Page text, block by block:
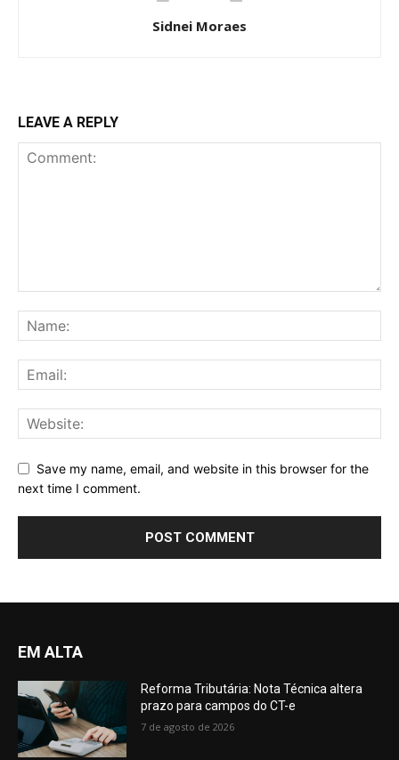
Sidnei Moraes
LEAVE A REPLY
Save my name, email, and website in this browser for the
next time I comment.
EM ALTA
Reforma Tributária: Nota Técnica altera
prazo para campos do CT-e
7 de agosto de 2026